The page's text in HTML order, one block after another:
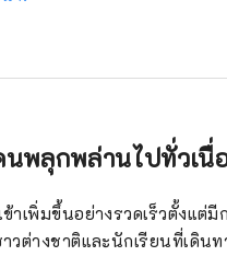
นพลุกพล่านไปทั่วเนื่
าเพิ่มขึ้นอย่างรวดเร็วตั้งแต่
วต่างชาติและนักเรียนที่เดิน